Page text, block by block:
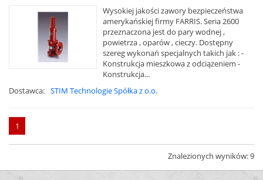
Wysokiej jakości zawory bezpieczeństwa
amerykańskiej firmy FARRIS. Seria 2600
przeznaczona jest do pary wodnej ,
powietrza , oparów , cieczy. Dostępny
szereg wykonań specjalnych takich jak : -
Konstrukcja mieszkowa z odciążeniem -
Konstrukcja...
Dostawca: STIM Technologie Spółka z o.o.
1
Znalezionych wyników: 9